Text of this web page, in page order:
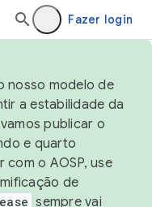
Fazer login
nosso modelo de
a estabilidade da
publicar o
e quarto
o AOSP, use
de
sempre vai